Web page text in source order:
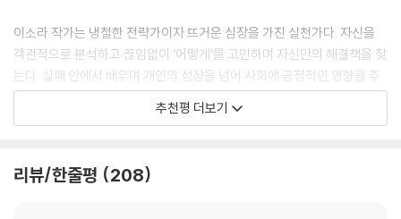
것은 무엇인가? 내 삶에서 가장 가치 있는 것은 무엇인가? 나는 어떤 문제
를 해결하는 사람이고 싶은가? 나는 어떤 성취를 남기고 싶은가? 이런 질
문들이 목표 설정의 출발점이 되어야 한다.
---「영향력 있는 사람이 되면 직함은 따라온다」중에서
알기 위해 끊임없이 나에 대해 몰두하는 것보다, 나를 지켜보는 주변 사람
들의 의견을 들을 때 의외의 진실을 알게 될 때가 있다. 그런 의미에서 회사
있다. 그러므로 똑똑하게 일하고 나의 가치를 높이는 일은 그저 연봉을 높
이고 경력을 쌓기 위해서뿐만 아니라 인생 전반을 건강하고 의미 있게 만
드는 데 큰 영향을 미친다.
평범한 직장인이 거대 기업의 임원이 된 비결
여성, 동양인, 유학생, 이혼한 싱글맘이 실리콘밸리의 핵심 인재가 될 수
이소라 작가는 냉철한 전략가이자 뜨거운 심장을 가진 실천가다. 자신을
객관적으로 분석하고 끊임없이 ‘어떻게’를 고민하며 자신만의 해결책을 찾
는다. 실패 안에서 배우며 개인의 성장을 넘어 사회에 긍정적인 영향을 주
고자 하는 진취적인 태도는 실리콘밸리가 추구하는 혁신의 정신과도 맞닿
아 있다. 넷플릭스, 메타, 틱톡이라는 화려한 경력 이면에 숨은 고난과 역
조건 속에서도 어떻게 자신만의 길을 개척해 나가는지에 대한 생생한 기록
추천평 더보기
리뷰/한줄평 208